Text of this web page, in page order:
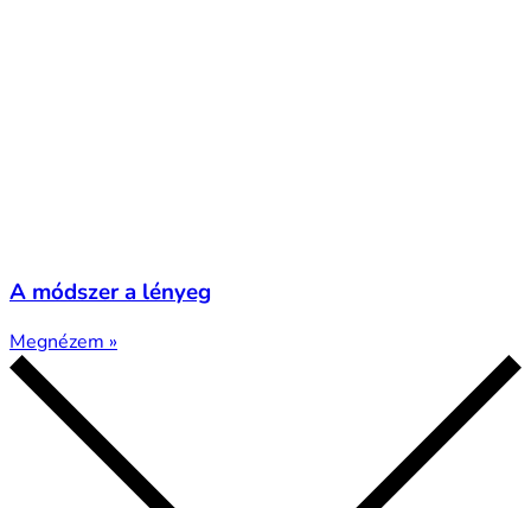
A módszer a lényeg
Megnézem »